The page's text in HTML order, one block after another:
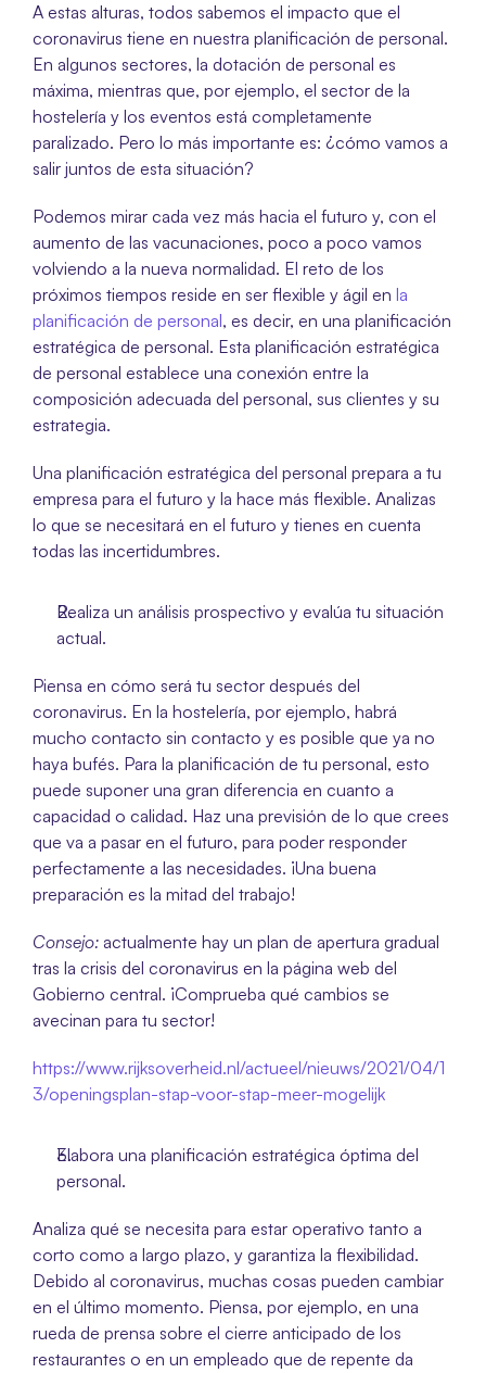
A estas alturas, todos sabemos el impacto que el
coronavirus tiene en nuestra planificación de personal.
En algunos sectores, la dotación de personal es
máxima, mientras que, por ejemplo, el sector de la
hostelería y los eventos está completamente
paralizado. Pero lo más importante es: ¿cómo vamos a
salir juntos de esta situación?
Podemos mirar cada vez más hacia el futuro y, con el
aumento de las vacunaciones, poco a poco vamos
volviendo a la nueva normalidad. El reto de los
próximos tiempos reside en ser flexible y ágil en la
planificación de personal, es decir, en una planificación
estratégica de personal. Esta planificación estratégica
de personal establece una conexión entre la
composición adecuada del personal, sus clientes y su
estrategia.
Una planificación estratégica del personal prepara a tu
empresa para el futuro y la hace más flexible. Analizas
lo que se necesitará en el futuro y tienes en cuenta
todas las incertidumbres.
Realiza un análisis prospectivo y evalúa tu situación
actual.
Piensa en cómo será tu sector después del
coronavirus. En la hostelería, por ejemplo, habrá
mucho contacto sin contacto y es posible que ya no
haya bufés. Para la planificación de tu personal, esto
puede suponer una gran diferencia en cuanto a
capacidad o calidad. Haz una previsión de lo que crees
que va a pasar en el futuro, para poder responder
perfectamente a las necesidades. ¡Una buena
preparación es la mitad del trabajo!
Consejo: actualmente hay un plan de apertura gradual
tras la crisis del coronavirus en la página web del
Gobierno central. ¡Comprueba qué cambios se
avecinan para tu sector!
https://www.rijksoverheid.nl/actueel/nieuws/2021/04/1
3/openingsplan-stap-voor-stap-meer-mogelijk
Elabora una planificación estratégica óptima del
personal.
Analiza qué se necesita para estar operativo tanto a
corto como a largo plazo, y garantiza la flexibilidad.
Debido al coronavirus, muchas cosas pueden cambiar
en el último momento. Piensa, por ejemplo, en una
rueda de prensa sobre el cierre anticipado de los
restaurantes o en un empleado que de repente da